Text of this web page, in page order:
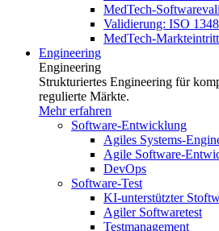
MedTech-
Validierung: ISO
MedTech-
Engineering
Engineering
Strukturiertes Engineering für
regulierte Märkte.
Mehr erfahren
Software-Entwicklung
Agiles Systems-
Agile Software-
DevOps
Software-Test
KI-unterstützter
Agiler Softwaretest
Testmanagement